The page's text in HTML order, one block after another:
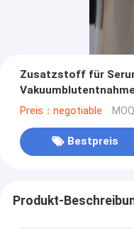
Zusatzstoff für
Preis：negotiable
Bestpreis
Produkt-